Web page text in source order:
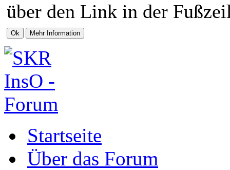
über den Link in der
Startseite
Über das Forum